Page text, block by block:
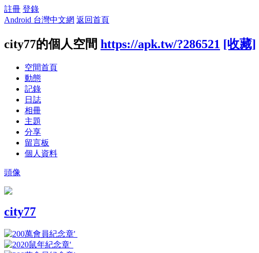
註冊 登錄
Android 台灣中文網 返回首頁
city77的個人空間 https://apk.tw/?286521 [收藏]
空間首頁
動態
記錄
日誌
相冊
主題
分享
留言板
個人資料
頭像
city77